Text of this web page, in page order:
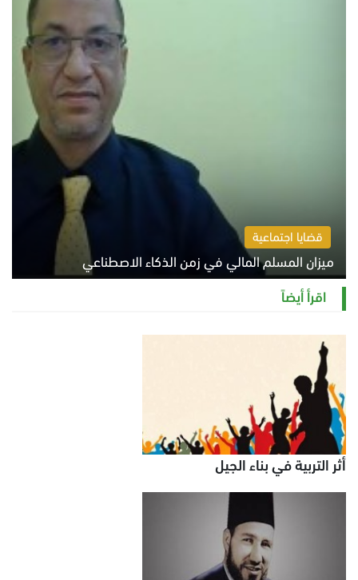
قضايا اجتماعية
ميزان المسلم المالي في زمن الذكاء الاصطناعي
السبت 8 أغسطس 2026 11:21 ص
اقرأ أيضاً
أثر التربية في بناء الجيل